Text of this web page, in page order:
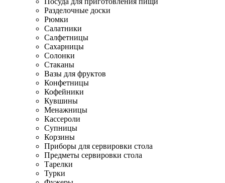
Разделочные доски
Рюмки
Салатники
Салфетницы
Сахарницы
Солонки
Стаканы
Вазы для фруктов
Конфетницы
Кофейники
Кувшины
Менажницы
Кассероли
Супницы
Корзины
Приборы для сервировки стола
Предметы сервировки стола
Тарелки
Турки